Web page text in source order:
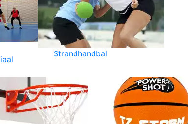
Strandhandbal